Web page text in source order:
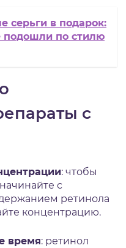
серьги в подарок:
подошли по стилю
с
: чтобы
с
ретинола
концентрацию.
время: ретинол